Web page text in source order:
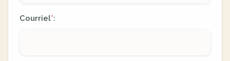
Courriel*: